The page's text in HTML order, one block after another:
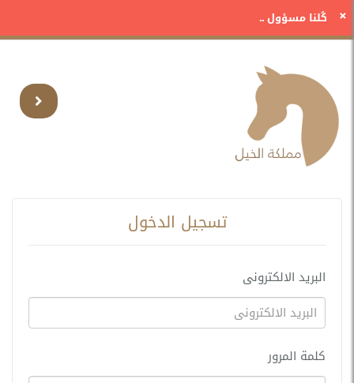
× كُلنا مسؤول ..
تسجيل الدخول
البريد الالكترونى
كلمة المرور